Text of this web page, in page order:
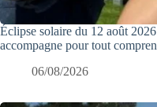
Éclipse solaire du 12 août
accompagne pour tout
06/08/2026